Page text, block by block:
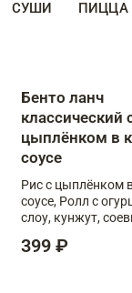
СУШИ ПИЦЦА
Бенто ланч
классический
цыплёнком в
соусе
Рис с цыплёнком
соусе, Ролл с
слоу, кунжут,
399 ₽